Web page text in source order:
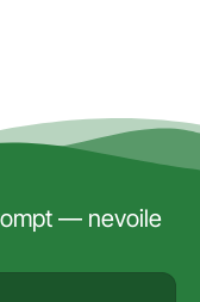
— nevoile